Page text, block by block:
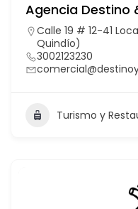
Agencia Destino
Calle 19 # 12-41
Quindío)
3002123230
Turismo y